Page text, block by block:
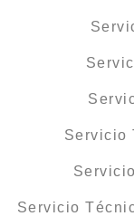
Servicio
Servicio